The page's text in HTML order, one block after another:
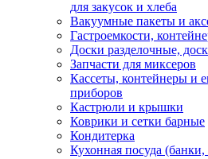
для закусок и хлеба
Вакуумные пакеты и
Гастроемкости,
Доски разделочные,
Запчасти для миксеров
Кассеты, контейнеры и
приборов
Кастрюли и крышки
Коврики и сетки барные
Кондитерка
Кухонная посуда